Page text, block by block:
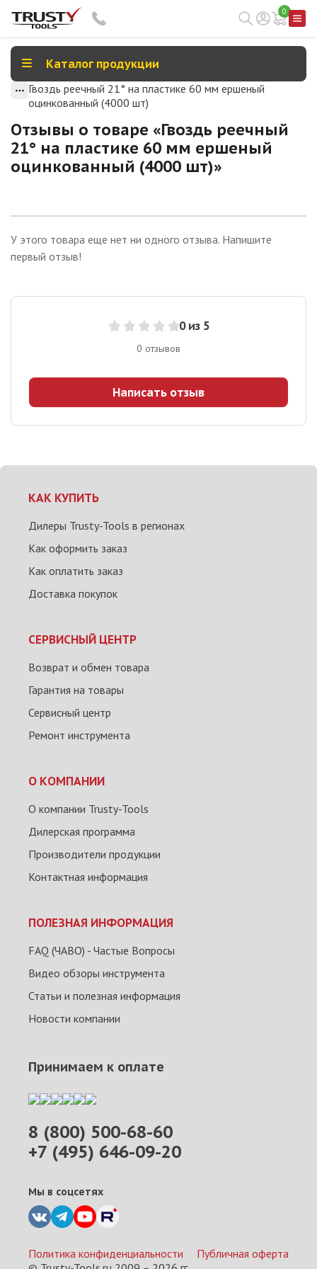
0
Каталог продукции
Гвоздь реечный 21° на пластике 60 мм ершеный
оцинкованный (4000 шт)
Отзывы о товаре «Гвоздь реечный
21° на пластике 60 мм ершеный
оцинкованный (4000 шт)»
0 из 5
0 отзывов
Написать отзыв
У этого товара еще нет ни одного отзыва. Напишите
первый отзыв!
КАК КУПИТЬ
Дилеры Trusty-Tools в регионах
Как оформить заказ
Как оплатить заказ
Доставка покупок
СЕРВИСНЫЙ ЦЕНТР
Возврат и обмен товара
Гарантия на товары
Сервисный центр
Ремонт инструмента
О КОМПАНИИ
О компании Trusty-Tools
Дилерская программа
Производители продукции
Контактная информация
ПОЛЕЗНАЯ ИНФОРМАЦИЯ
FAQ (ЧАВО) - Частые Вопросы
Видео обзоры инструмента
Статьи и полезная информация
Новости компании
8 (800) 500-68-60
+7 (495) 646-09-20
Мы в соцсетях
Принимаем к оплате
Политика конфиденциальности
Публичная оферта